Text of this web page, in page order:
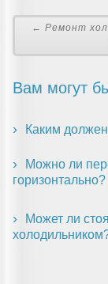
← Ремонт
Вам могут
Каким
Можно ли
горизонтально?
Может ли